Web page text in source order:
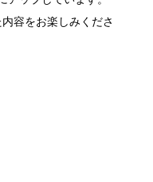
容をお楽しみくださ